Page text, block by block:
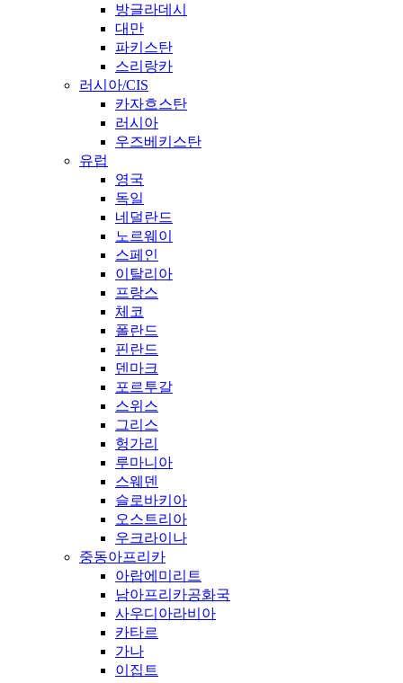
방글라데시
대만
파키스탄
스리랑카
러시아/CIS
카자흐스탄
러시아
우즈베키스탄
유럽
영국
독일
네덜란드
노르웨이
스페인
이탈리아
프랑스
체코
폴란드
핀란드
덴마크
포르투갈
스위스
그리스
헝가리
루마니아
스웨덴
슬로바키아
오스트리아
우크라이나
중동아프리카
아랍에미리트
남아프리카공화국
사우디아라비아
카타르
가나
이집트